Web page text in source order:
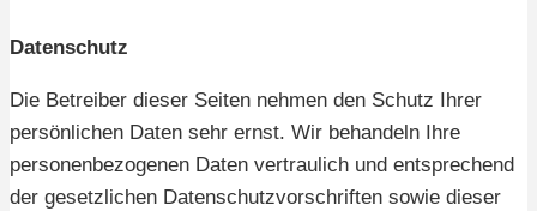
Datenschutz
Die Betreiber dieser Seiten nehmen den Schutz Ihrer
persönlichen Daten sehr ernst. Wir behandeln Ihre
personenbezogenen Daten vertraulich und entsprechend
der gesetzlichen Datenschutzvorschriften sowie dieser